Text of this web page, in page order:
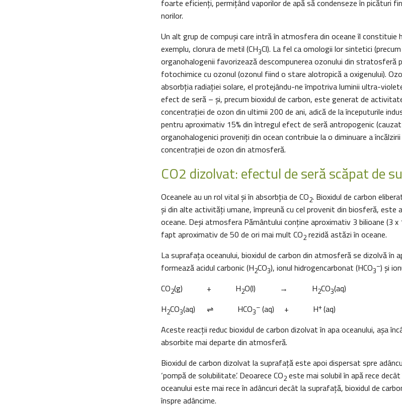
foarte eficienţi, permițând vaporilor de apă să condenseze în picături
norilor.
Un alt grup de compuși care intră în atmosfera din oceane îl constituie
exemplu, clorura de metil (CH3Cl). La fel ca omologii lor sintetici
organohalogenii favorizează descompunerea ozonului din stratosferă
fotochimice cu ozonul (ozonul fiind o stare alotropică a oxigenului).
absorbția radiației solare, el protejându-ne împotriva luminii ultra-
efect de seră – și, precum bioxidul de carbon, este generat de
concentraţiei de ozon din ultimii 200 de ani, adică de la începuturile
pentru aproximativ 15% din întregul efect de seră antropogenic (cauzat
organohalogenici proveniţi din ocean contribuie la o diminuare a
concentrației de ozon din atmosferă.
CO2 dizolvat: efectul de seră scăpat de
Oceanele au un rol vital şi în absorbția de CO2. Bioxidul de carbon
și din alte activități umane, împreună cu cel provenit din biosferă,
oceane. Deși atmosfera Pământului conține aproximativ 3 bilioane (3 x
fapt aproximativ de 50 de ori mai mult CO2 rezidă astăzi în oceane.
La suprafaţa oceanului, bioxidul de carbon din atmosferă se dizolvă în
formează acidul carbonic (H2CO3), ionul hidrogencarbonat (HCO3
–) şi
CO2(g) + H2O(l) → H2CO3(aq)
H2CO3(aq) ⇌ HCO3
– (aq) + H+(aq)
Aceste reacţii reduc bioxidul de carbon dizolvat în apa oceanului, aşa
absorbite mai departe din atmosferă.
Bioxidul de carbon dizolvat la suprafață este apoi dispersat spre
‘pompă de solubilitate’. Deoarece CO2 este mai solubil în apă rece
oceanului este mai rece în adâncuri decât la suprafață, bioxidul de
înspre adâncime.